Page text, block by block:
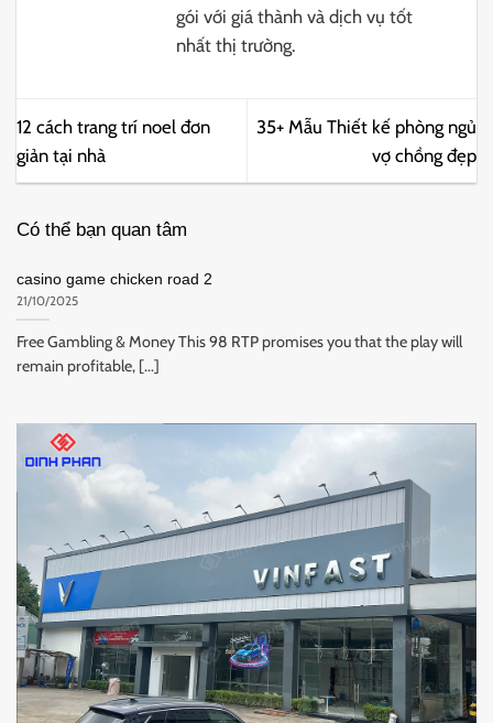
gói với giá thành và dịch vụ tốt
nhất thị trường.
12 cách trang trí noel đơn
giản tại nhà
35+ Mẫu Thiết kế phòng ngủ
vợ chồng đẹp
Có thể bạn quan tâm
casino game chicken road 2
21/10/2025
Free Gambling & Money This 98 RTP promises you that the play will
remain profitable, [...]